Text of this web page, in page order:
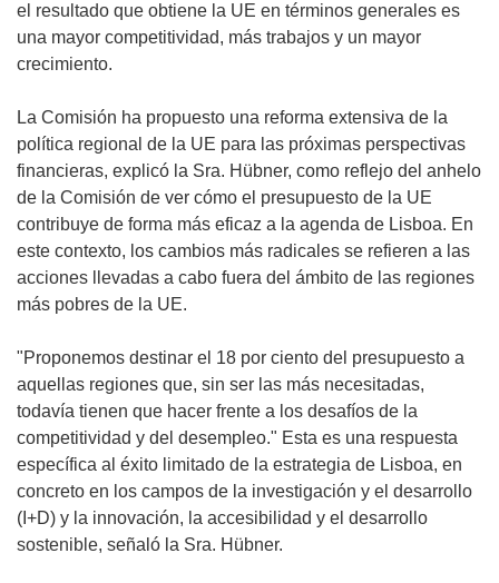
el resultado que obtiene la UE en términos generales es
una mayor competitividad, más trabajos y un mayor
crecimiento.
La Comisión ha propuesto una reforma extensiva de la
política regional de la UE para las próximas perspectivas
financieras, explicó la Sra. Hübner, como reflejo del anhelo
de la Comisión de ver cómo el presupuesto de la UE
contribuye de forma más eficaz a la agenda de Lisboa. En
este contexto, los cambios más radicales se refieren a las
acciones llevadas a cabo fuera del ámbito de las regiones
más pobres de la UE.
"Proponemos destinar el 18 por ciento del presupuesto a
aquellas regiones que, sin ser las más necesitadas,
todavía tienen que hacer frente a los desafíos de la
competitividad y del desempleo." Esta es una respuesta
específica al éxito limitado de la estrategia de Lisboa, en
concreto en los campos de la investigación y el desarrollo
(I+D) y la innovación, la accesibilidad y el desarrollo
sostenible, señaló la Sra. Hübner.